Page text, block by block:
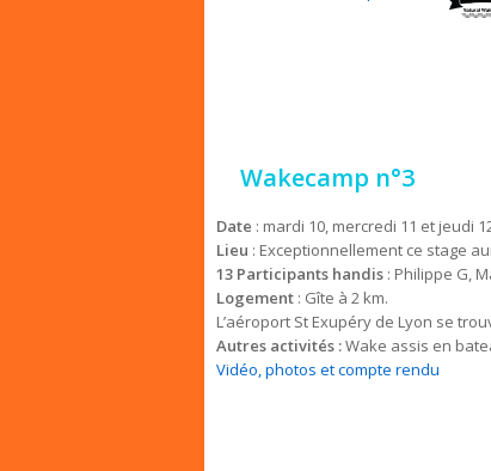
Wakecamp n°3
Date : mardi 10, mercredi 11 et jeudi
Lieu : Exceptionnellement ce stage
13 Participants handis: Philippe G,
Logement: Gîte à 2 km.
L’aéroport St Exupéry de Lyon se
Autres activités :Wake assis en
Vidéo, photos et compte rendu